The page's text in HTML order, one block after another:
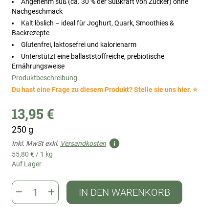
Nachgeschmack
Kalt löslich – ideal für Joghurt, Quark, Smoothies &
Backrezepte
Glutenfrei, laktosefrei und kalorienarm
Unterstützt eine ballaststoffreiche, prebiotische
Ernährungsweise
Produktbeschreibung
Du hast eine Frage zu diesem Produkt? Stelle sie uns hier. ⭐
13,95 €
250 g
Inkl. MwSt exkl. Versandkosten
55,80 € / 1 kg
Auf Lager
IN DEN WARENKORB